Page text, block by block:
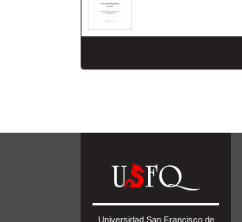
Universidad San Francisco de